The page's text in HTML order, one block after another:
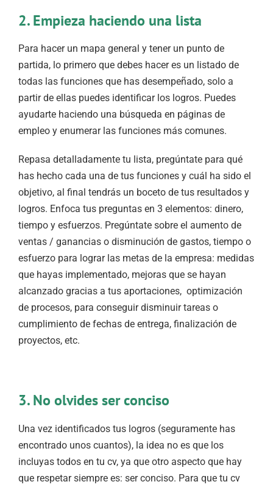
2. Empieza haciendo una lista
Para hacer un mapa general y tener un punto de
partida, lo primero que debes hacer es un listado de
todas las funciones que has desempeñado, solo a
partir de ellas puedes identificar los logros. Puedes
ayudarte haciendo una búsqueda en páginas de
empleo y enumerar las funciones más comunes.
Repasa detalladamente tu lista, pregúntate para qué
has hecho cada una de tus funciones y cuál ha sido el
objetivo, al final tendrás un boceto de tus resultados y
logros. Enfoca tus preguntas en 3 elementos: dinero,
tiempo y esfuerzos. Pregúntate sobre el aumento de
ventas / ganancias o disminución de gastos, tiempo o
esfuerzo para lograr las metas de la empresa: medidas
que hayas implementado, mejoras que se hayan
alcanzado gracias a tus aportaciones, optimización
de procesos, para conseguir disminuir tareas o
cumplimiento de fechas de entrega, finalización de
proyectos, etc.
3. No olvides ser conciso
Una vez identificados tus logros (seguramente has
encontrado unos cuantos), la idea no es que los
incluyas todos en tu cv, ya que otro aspecto que hay
que respetar siempre es: ser conciso. Para que tu cv